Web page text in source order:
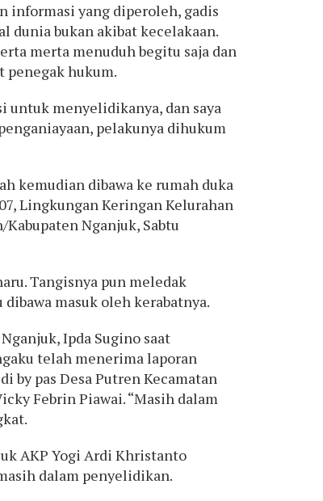
informasi yang diperoleh, gadis
dunia bukan akibat kecelakaan.
merta menuduh begitu saja dan
penegak hukum.
untuk menyelidikanya, dan saya
pelakunya dihukum
kemudian dibawa ke rumah duka
Lingkungan Keringan Kelurahan
Nganjuk, Sabtu
Tangisnya pun meledak
masuk oleh kerabatnya.
Ipda Sugino saat
telah menerima laporan
by pas Desa Putren Kecamatan
Febrin Piawai. “Masih dalam
AKP Yogi Ardi Khristanto
dalam penyelidikan.